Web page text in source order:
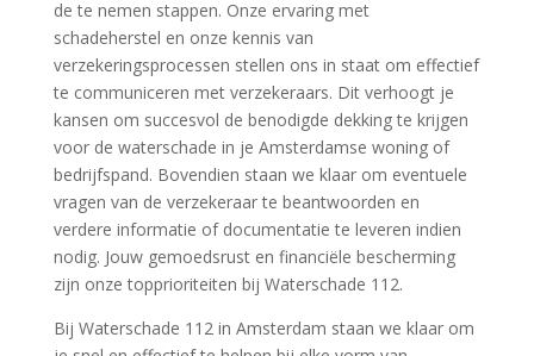
de te nemen stappen.​ Onze ervaring met
schadeherstel en onze kennis van
verzekeringsprocessen stellen ons in staat om effectief
te communiceren met verzekeraars.​ Dit verhoogt je
kansen om succesvol de benodigde dekking te krijgen
voor de waterschade in je Amsterdamse woning of
bedrijfspand.​ Bovendien staan we klaar om eventuele
vragen van de verzekeraar te beantwoorden en
verdere informatie of documentatie te leveren indien
nodig.​ Jouw gemoedsrust en financiële bescherming
zijn onze topprioriteiten bij Waterschade 112.​
Bij Waterschade 112 in Amsterdam staan we klaar om